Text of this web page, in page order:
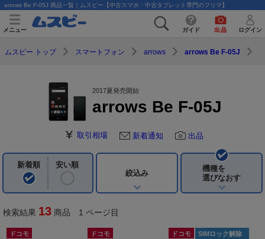
arrows Be F-05J 商品一覧｜ムスビー【中古スマホ・中古タブレット専門のフリマ】
メニュー ガイド 出品 ログイン
ムスビー トップ スマートフォン arrows arrows Be F-05J
2017夏発売開始
arrows Be F-05J
取引相場 新着通知 出品
新着順
安い順
絞込み
機種を
選びなおす
検索結果 13 商品 1 ページ目
ドコモ ドコモ ドコモ
SIMロック解除